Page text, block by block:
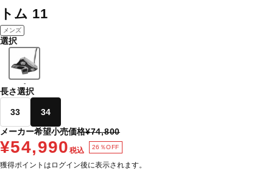
トム 11
メンズ
選択
-
長さ選択
33
34
メーカー希望小売価格¥74,800
¥54,990 税込 26％OFF
獲得ポイントはログイン後に表示されます。